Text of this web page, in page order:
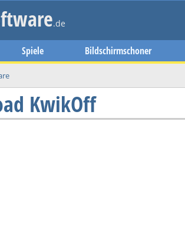
.de
Spiele Bildschirmschoner
KwikOff